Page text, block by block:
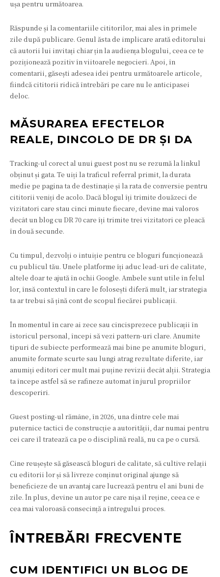
ușa pentru următoarea.
Răspunde și la comentariile cititorilor, mai ales în primele
zile după publicare. Genul ăsta de implicare arată editorului
că autorii lui invitați chiar țin la audiența blogului, ceea ce te
poziționează pozitiv în viitoarele negocieri. Apoi, în
comentarii, găsești adesea idei pentru următoarele articole,
fiindcă cititorii ridică întrebări pe care nu le anticipasei
deloc.
MĂSURAREA EFECTELOR
REALE, DINCOLO DE DR ȘI DA
Tracking-ul corect al unui guest post nu se rezumă la linkul
obținut și gata. Te uiți la traficul referral primit, la durata
medie pe pagina ta de destinație și la rata de conversie pentru
cititorii veniți de acolo. Dacă blogul îți trimite douăzeci de
vizitatori care stau cinci minute fiecare, devine mai valoros
decât un blog cu DR 70 care îți trimite trei vizitatori ce pleacă
în două secunde.
Cu timpul, dezvolți o intuiție pentru ce bloguri funcționează
cu publicul tău. Unele platforme îți aduc lead-uri de calitate,
altele doar te ajută în ochii Google. Ambele sunt utile în felul
lor, însă contextul în care le folosești diferă mult, iar strategia
ta ar trebui să țină cont de scopul fiecărei publicații.
În momentul în care ai zece sau cincisprezece publicații în
istoricul personal, începi să vezi pattern-uri clare. Anumite
tipuri de subiecte performează mai bine pe anumite bloguri,
anumite formate scurte sau lungi atrag rezultate diferite, iar
anumiți editori cer mult mai puține revizii decât alții. Strategia
ta începe astfel să se rafineze automat în jurul propriilor
descoperiri.
Guest posting-ul rămâne, în 2026, una dintre cele mai
puternice tactici de construcție a autorității, dar numai pentru
cei care îl tratează ca pe o disciplină reală, nu ca pe o cursă.
Cine reușește să găsească bloguri de calitate, să cultive relații
cu editorii lor și să livreze conținut original ajunge să
beneficieze de un avantaj care lucrează pentru el ani buni de
zile. În plus, devine un autor pe care nișa îl reține, ceea ce e
cea mai valoroasă consecință a întregului proces.
ÎNTREBĂRI FRECVENTE
CUM IDENTIFICI UN BLOG DE